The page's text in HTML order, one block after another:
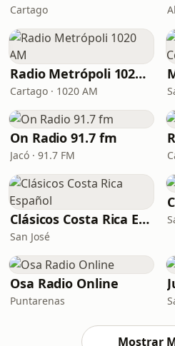
Cartago
Radio Metrópoli 1020 AM
Cartago · 1020 AM
On Radio 91.7 fm
Jacó · 91.7 FM
Clásicos Costa Rica Español
San José
Osa Radio Online
Puntarenas
Mostrar